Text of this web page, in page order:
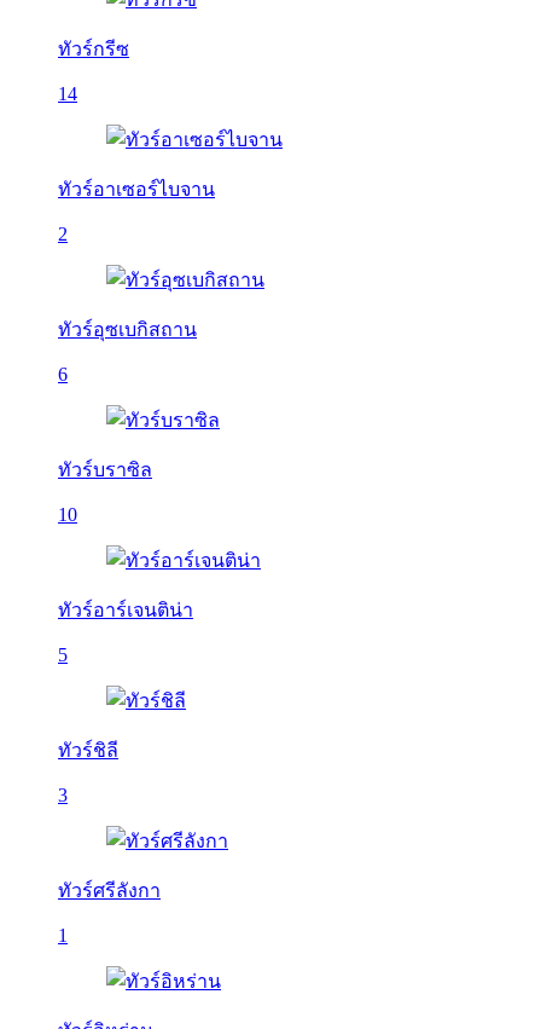
ทัวร์กรีซ
14
ทัวร์อาเซอร์ไบจาน
2
ทัวร์อุซเบกิสถาน
6
ทัวร์บราซิล
10
ทัวร์อาร์เจนติน่า
5
ทัวร์ชิลี
3
ทัวร์ศรีลังกา
1